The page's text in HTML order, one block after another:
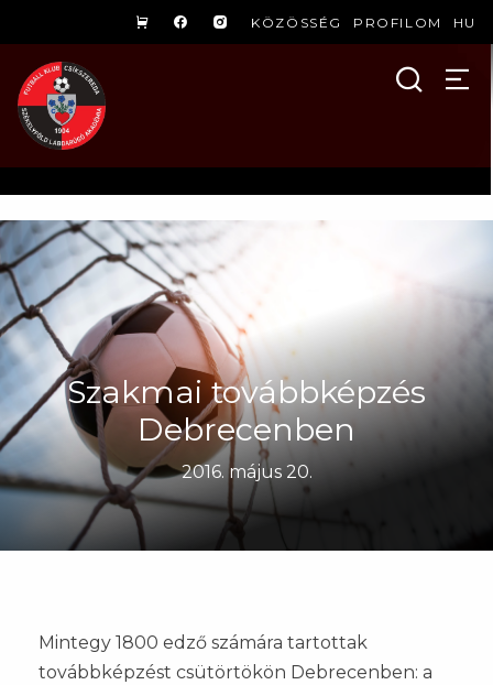
KÖZÖSSÉG PROFILOM HU
Szakmai továbbképzés
Debrecenben
2016. május 20.
Mintegy 1800 edző számára tartottak
továbbképzést csütörtökön Debrecenben: a